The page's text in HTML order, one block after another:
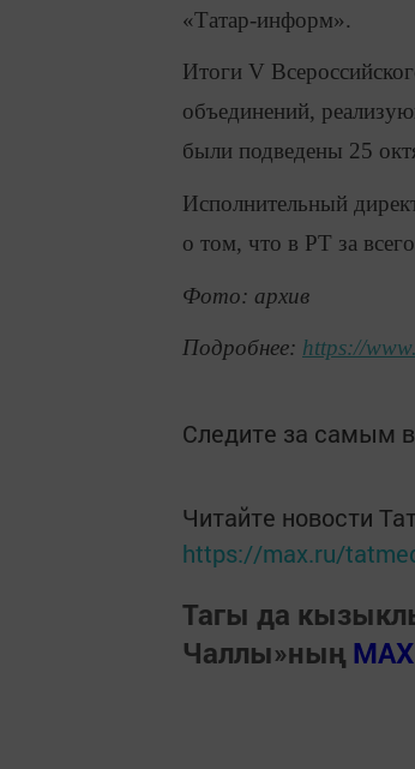
«Татар-информ».
Итоги V
объединений,
были подведены 25
Исполнительный
о том, что в РТ за
Фото: архив
Подробнее: https://
Следите за самым
Читайте новости
https://max.ru/
Тагы да
Чаллы»ның